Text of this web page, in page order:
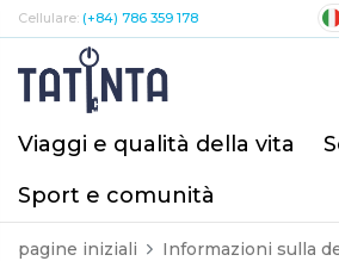
Cellulare: (+84) 786 359 178
Viaggi e qualità della vita
Sport e comunità
pagine iniziali Informazioni sulla